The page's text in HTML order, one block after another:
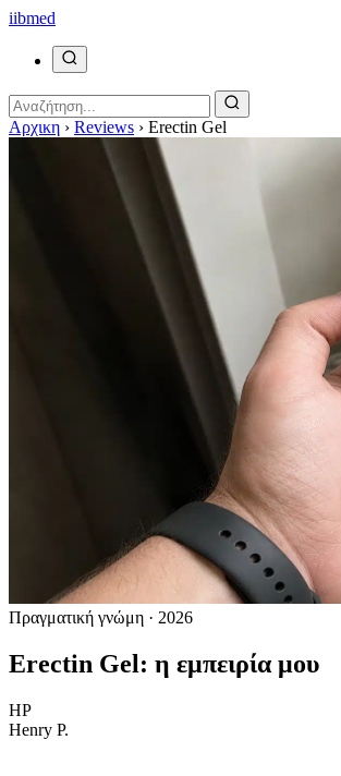
iibmed
Αρχικη › Reviews › Erectin Gel
Πραγματική γνώμη · 2026
Erectin Gel: η εμπειρία μου
HP
Henry P.